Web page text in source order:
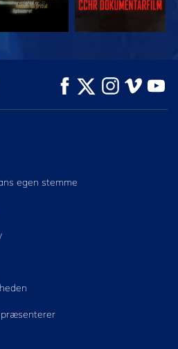
UDFORSK SERIEN
egen stemme
præsenterer